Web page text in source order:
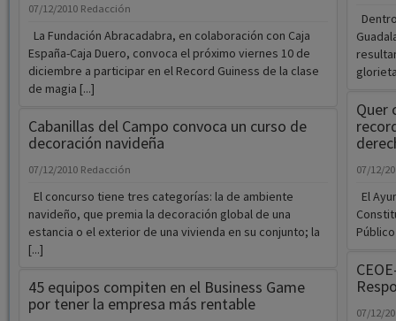
07/12/2010 Redacción
La Fundación Abracadabra, en colaboración con Caja
España-Caja Duero, convoca el próximo viernes 10 de
diciembre a participar en el Record Guiness de la clase
de magia [...]
Cabanillas del Campo convoca un curso de
decoración navideña
07/12/2010 Redacción
El concurso tiene tres categorías: la de ambiente
navideño, que premia la decoración global de una
estancia o el exterior de una vivienda en su conjunto; la
[...]
45 equipos compiten en el Business Game
por tener la empresa más rentable
Quer
07/12/
El
07/12/